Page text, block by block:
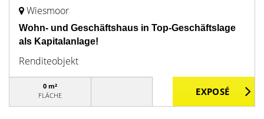
Wiesmoor
Wohn- und Geschäftshaus in Top-Geschäftslage
als Kapitalanlage!
Renditeobjekt
0 m²
FLÄCHE